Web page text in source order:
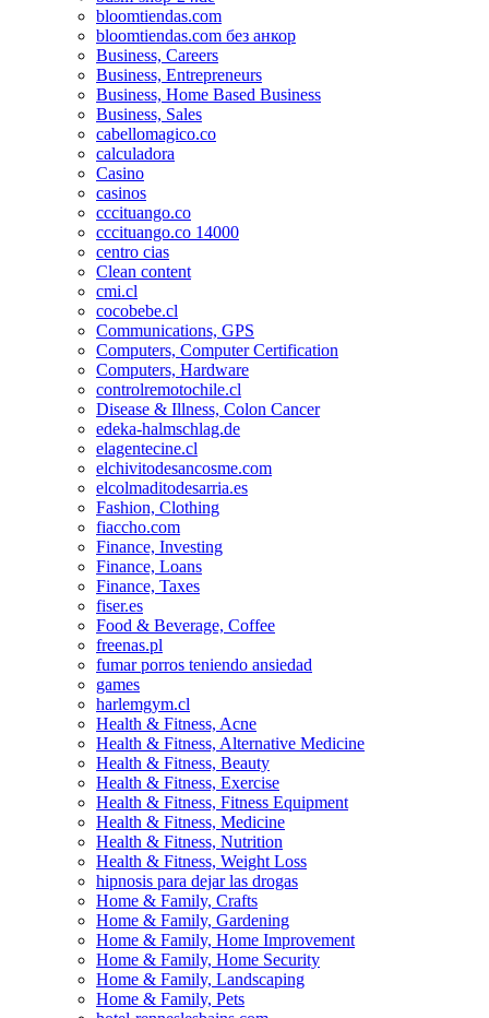
bloomtiendas.com
bloomtiendas.com без анкор
Business, Careers
Business, Entrepreneurs
Business, Home Based Business
Business, Sales
cabellomagico.co
calculadora
Casino
casinos
cccituango.co
cccituango.co 14000
centro cias
Clean content
cmi.cl
cocobebe.cl
Communications, GPS
Computers, Computer Certification
Computers, Hardware
controlremotochile.cl
Disease & Illness, Colon Cancer
edeka-halmschlag.de
elagentecine.cl
elchivitodesancosme.com
elcolmaditodesarria.es
Fashion, Clothing
fiaccho.com
Finance, Investing
Finance, Loans
Finance, Taxes
fiser.es
Food & Beverage, Coffee
freenas.pl
fumar porros teniendo ansiedad
games
harlemgym.cl
Health & Fitness, Acne
Health & Fitness, Alternative Medicine
Health & Fitness, Beauty
Health & Fitness, Exercise
Health & Fitness, Fitness Equipment
Health & Fitness, Medicine
Health & Fitness, Nutrition
Health & Fitness, Weight Loss
hipnosis para dejar las drogas
Home & Family, Crafts
Home & Family, Gardening
Home & Family, Home Improvement
Home & Family, Home Security
Home & Family, Landscaping
Home & Family, Pets